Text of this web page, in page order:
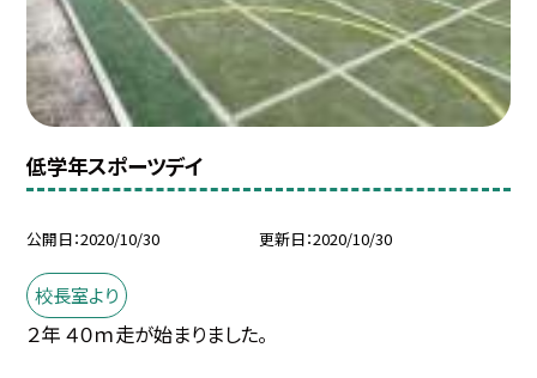
低学年スポーツデイ
公開日 2020/10/30 更新日 2020/10/30
校長室より
２年 ４０ｍ走が始まりました。